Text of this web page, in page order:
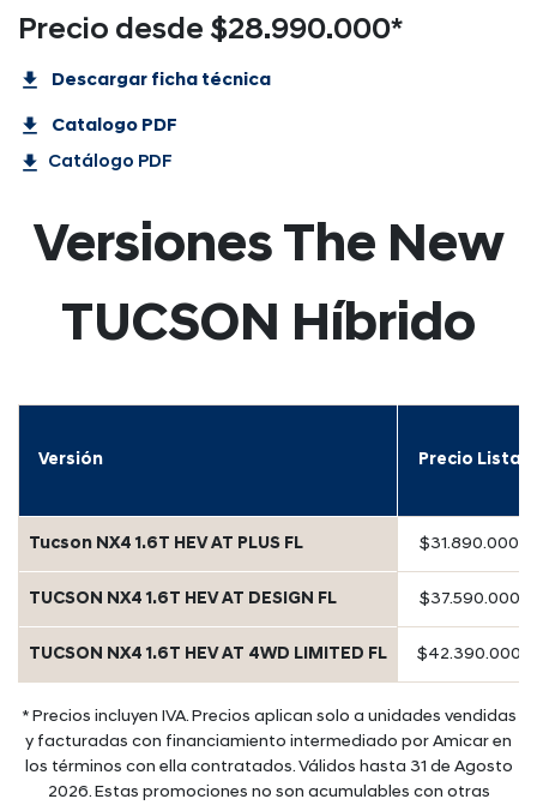
Precio desde $28.990.000*
get_app Descargar ficha técnica
get_app Catalogo PDF
get_app Catálogo PDF
Versiones The New
TUCSON Híbrido
Versión Precio Lista
Tucson NX4 1.6T HEV AT PLUS FL $31.890.000
TUCSON NX4 1.6T HEV AT DESIGN FL $37.590.000
TUCSON NX4 1.6T HEV AT 4WD LIMITED FL $42.390.000
* Precios incluyen IVA. Precios aplican solo a unidades vendidas
y facturadas con financiamiento intermediado por Amicar en
los términos con ella contratados. Válidos hasta 31 de Agosto
2026. Estas promociones no son acumulables con otras